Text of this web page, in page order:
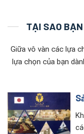
TẠI SAO
Giữa vô vàn các lựa
lựa chọn của bạn